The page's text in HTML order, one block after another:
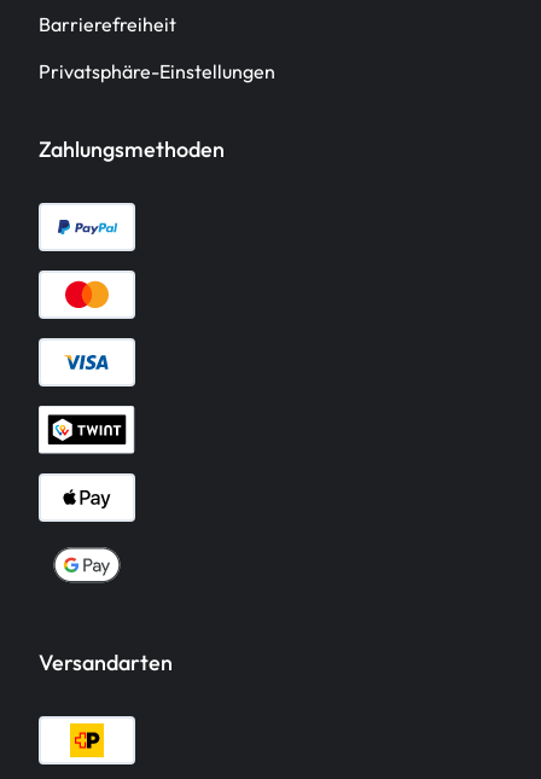
Barrierefreiheit
Privatsphäre-Einstellungen
Zahlungsmethoden
Versandarten